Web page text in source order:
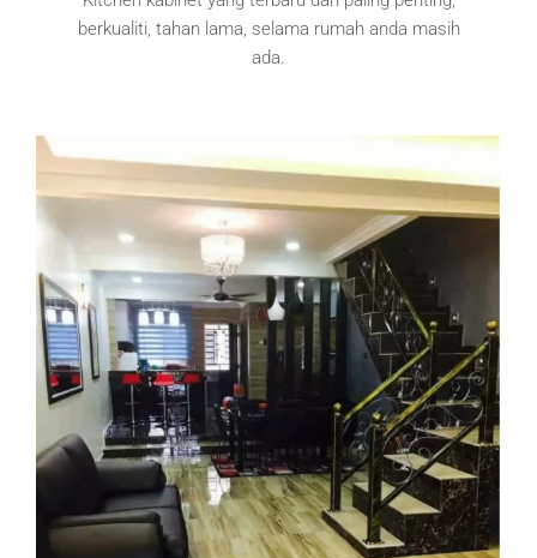
berkualiti, tahan lama, selama rumah anda masih
ada.